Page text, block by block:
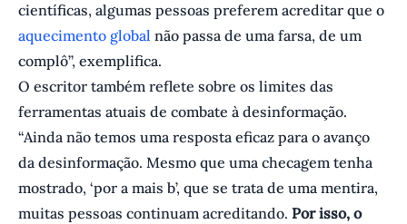
científicas, algumas pessoas preferem acreditar que o
aquecimento global não passa de uma farsa, de um
complô”, exemplifica.
O escritor também reflete sobre os limites das
ferramentas atuais de combate à desinformação.
“Ainda não temos uma resposta eficaz para o avanço
da desinformação. Mesmo que uma checagem tenha
mostrado, ‘por a mais b’, que se trata de uma mentira,
muitas pessoas continuam acreditando. Por isso, o